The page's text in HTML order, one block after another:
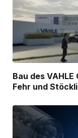
Bau des
Fehr und